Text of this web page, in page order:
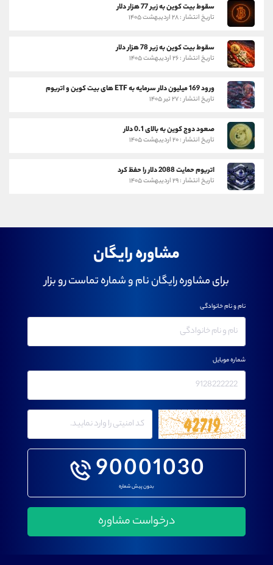
سقوط بیت کوین به زیر 77 هزار دلار
تاریخ انتشار : ۲۸ اردیبهشت ۱۴۰۵
سقوط بیت کوین به زیر 78 هزار دلار
تاریخ انتشار : ۲۶ اردیبهشت ۱۴۰۵
ورود 169 میلیون دلار سرمایه به ETF های بیت کوین و اتریوم
تاریخ انتشار : ۲۷ تیر ۱۴۰۵
صعود دوج کوین به بالای 0.1 دلار
تاریخ انتشار : ۲۰ اردیبهشت ۱۴۰۵
اتریوم حمایت 2088 دلار را حفظ کرد
تاریخ انتشار : ۲۹ اردیبهشت ۱۴۰۵
مشاوره رایگان
برای مشاوره رایگان نام و شماره تماست رو بزار
90001030
بدون پیش شماره
نام و نام خانوادگی
شماره موبایل